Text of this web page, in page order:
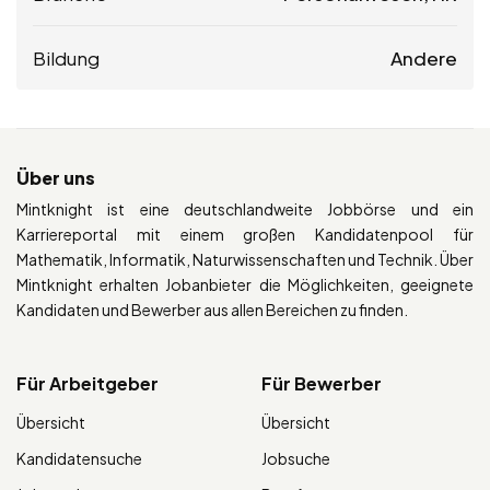
Bildung Andere
Über uns
Mintknight ist eine deutschlandweite Jobbörse und ein
Karriereportal mit einem großen Kandidatenpool für
Mathematik, Informatik, Naturwissenschaften und Technik. Über
Mintknight erhalten Jobanbieter die Möglichkeiten, geeignete
Kandidaten und Bewerber aus allen Bereichen zu finden.
Für Arbeitgeber
Übersicht
Kandidatensuche
Für Bewerber
Übersicht
Jobsuche